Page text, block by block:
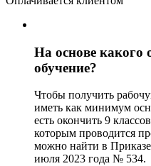
На основе какого
обучение?
Чтобы получить
иметь как минимум
есть окончить 9
которым проводится
можно найти в
июля 2023 года № 534.